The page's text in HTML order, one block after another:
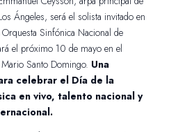
Ángeles, será el solista invitado en
Sinfónica Nacional de
el próximo 10 de mayo en el
Santo Domingo. Una
celebrar el Día de la
en vivo, talento nacional y